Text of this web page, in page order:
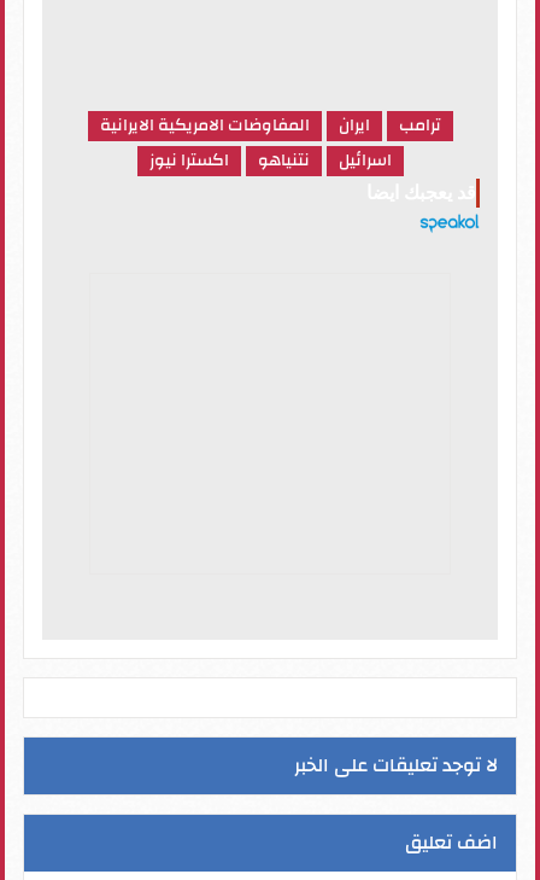
ترامب ايران
المفاوضات الامريكية الايرانية
اسرائيل
نتنياهو اكسترا نيوز
لا توجد تعليقات على الخبر
اضف تعليق